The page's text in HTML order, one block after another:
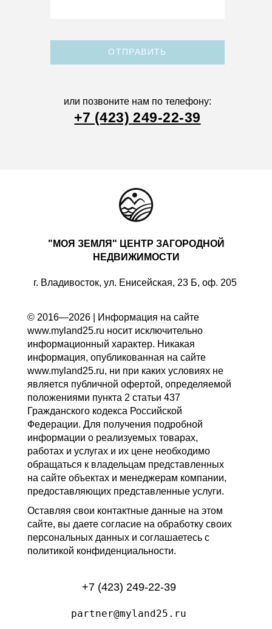
ОТПРАВИТЬ
или позвоните нам по телефону:
+7 (423) 249-22-39
"МОЯ ЗЕМЛЯ" ЦЕНТР ЗАГОРОДНОЙ
НЕДВИЖИМОСТИ
г. Владивосток, ул. Енисейская, 23 Б, оф. 205
© 2016—2026 | Информация на сайте
www.myland25.ru носит исключительно
информационный характер. Никакая
информация, опубликованная на сайте
www.myland25.ru, ни при каких условиях не
является публичной офертой, определяемой
положениями пункта 2 статьи 437
Гражданского кодекса Российской
Федерации. Для получения подробной
информации о реализуемых товарах,
работах и услугах и их цене необходимо
обращаться к владельцам представленных
на сайте объектах и менеджерам компании,
предоставляющих представленные услуги.
Оставляя свои контактные данные на этом
сайте, вы даете согласие на обработку своих
персональных данных и соглашаетесь с
политикой конфиденциальности.
+7 (423) 249-22-39
partner@myland25.ru